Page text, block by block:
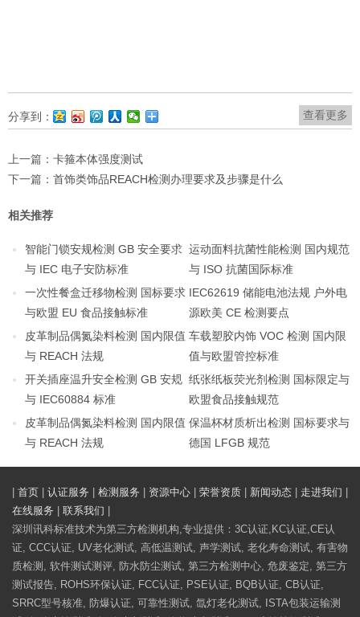
查看更多
分享到：
上一篇： 卡箍本体强度测试
下一篇： 首饰类饰品REACH检测办理要求及步骤是什么
相关推荐
智能门锁安规检测 GB 安全要求
与 IEC 电子安防标准
运动面料抗菌性能检测 国内规范
与 ISO 抗菌国际标准
一次性餐盒迁移物检测 国标要求
与欧盟 EU 食品接触标准
IEC62619 储能电池法规 户外电
源欧美 CE 检测要点
皮革制品偶氮染料检测 国内限值
与 REACH 法规
车载塑胶内饰 VOC 检测 国内限
值与欧盟管控标准
开关插座温升安全检测 GB 安规
与 IEC60884 标准
纸张纸板荧光剂检测 国标限定与
欧盟食品接触规范
皮革制品偶氮染料检测 国内限值
与 REACH 法规
保温杯材质析出检测 国标要求与
德国 LFGB 规范
首页 认证服务 检测服务 资源中心 荣誉资质 新闻动态 走进我们
在线服务
联系我们
深圳讯科标准技术为第三方检测机构,专业提供：3C认证,KC认证,CE认
证, CCC认证, UV老化测试, 高低温测试, 声学测试, 老化寿命测试, 有害物
质检测, 软件测试测评, 防水防尘测试, 第三方检测中心, 危废鉴定, 第三方
测试报告, ROHS环保认证, FCC认证, PSE认证, BQB认证, CB认证,
SRRC型号核准, 防爆认证, 可靠性测试, 氙灯老化测试, ISTA包装运输测